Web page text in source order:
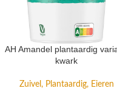
AH Amandel plantaardig
kwark
Zuivel, Plantaardig, Eieren